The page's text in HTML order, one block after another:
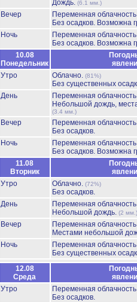
Дождь. (6.1 мм.)
Вечер
Переменная
Без осадков. Возможна
Ночь
Переменная
Без осадков. Возможна
10.08
Понедельник
Утро
Облачно. (81%)
Без существенных
День
Переменная
Небольшой дождь,
(3.4 мм.)
Вечер
Переменная
Без осадков.
Ночь
Переменная
Без осадков. Возможна
11.08
Вторник
Утро
Облачно. (72%)
Без осадков.
День
Переменная
Небольшой дождь. (2 мм.)
Вечер
Переменная
Местами небольшой
Ночь
Переменная
Без существенных
12.08
Среда
Утро
Переменная
Без осадков.